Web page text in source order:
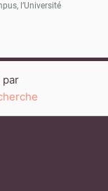
l’Université
par